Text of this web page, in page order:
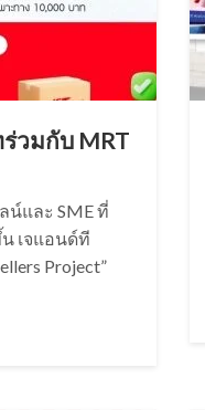
วมกับ MRT
และ SME ที่
เจแอนด์ที
Project”